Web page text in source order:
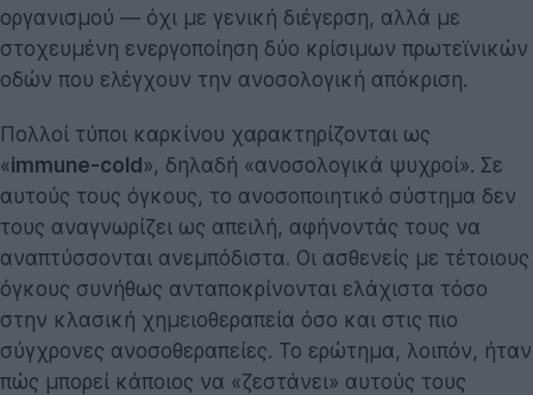
οργανισμού — όχι με γενική διέγερση, αλλά με
στοχευμένη ενεργοποίηση δύο κρίσιμων πρωτεϊνικών
οδών που ελέγχουν την ανοσολογική απόκριση.
Πολλοί τύποι καρκίνου χαρακτηρίζονται ως
«immune-cold», δηλαδή «ανοσολογικά ψυχροί». Σε
αυτούς τους όγκους, το ανοσοποιητικό σύστημα δεν
τους αναγνωρίζει ως απειλή, αφήνοντάς τους να
αναπτύσσονται ανεμπόδιστα. Οι ασθενείς με τέτοιους
όγκους συνήθως ανταποκρίνονται ελάχιστα τόσο
στην κλασική χημειοθεραπεία όσο και στις πιο
σύγχρονες ανοσοθεραπείες. Το ερώτημα, λοιπόν, ήταν
πώς μπορεί κάποιος να «ζεστάνει» αυτούς τους